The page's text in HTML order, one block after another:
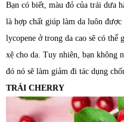
Bạn có biết, màu đỏ của trái dưa
là hợp chất giúp làm da luôn
lycopene ở trong da cao sẽ có thể
xệ cho da. Tuy nhiên, bạn không
đó nó sẽ làm giảm đi tác dụng
TRÁI CHERRY